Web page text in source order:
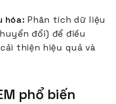
hóa: Phân tích dữ liệu
đổi) để điều
thiện hiệu quả và
phổ biến